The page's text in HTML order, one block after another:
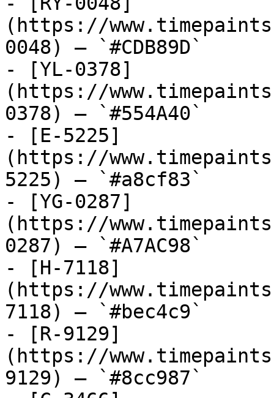
(https://
0048) — `#CDB89D`
- [YL-0378]
(https://
0378) — `#554A40`
- [E-5225]
(https://
5225) — `#a8cf83`
- [YG-0287]
(https://
0287) — `#A7AC98`
- [H-7118]
(https://
7118) — `#bec4c9`
- [R-9129]
(https://
9129) — `#8cc987`